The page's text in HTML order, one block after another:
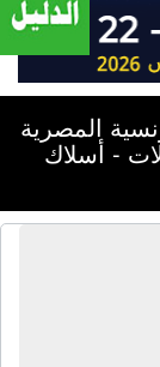
المصرية
- أسلاك